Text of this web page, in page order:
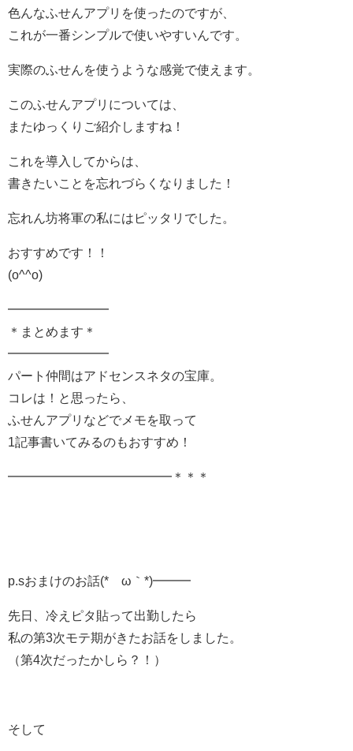
色んなふせんアプリを使ったのですが、
これが一番シンプルで使いやすいんです。
実際のふせんを使うような感覚で使えます。
このふせんアプリについては、
またゆっくりご紹介しますね！
これを導入してからは、
書きたいことを忘れづらくなりました！
忘れん坊将軍の私にはピッタリでした。
おすすめです！！
(o^^o)
━━━━━━━━
＊まとめます＊
━━━━━━━━
パート仲間はアドセンスネタの宝庫。
コレは！と思ったら、
ふせんアプリなどでメモを取って
1記事書いてみるのもおすすめ！
━━━━━━━━━━━━━＊＊＊
p.sおまけのお話(*´ω｀*)━━━
先日、冷えピタ貼って出勤したら
私の第3次モテ期がきたお話をしました。
（第4次だったかしら？！）
そして